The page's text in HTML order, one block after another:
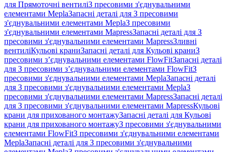
для Прямоточні вентиліЗ пресовими з'єднувальними
елементами MeplaЗапасні деталі для З пресовими
з'єднувальними елементами MeplaЗ пресовими
з'єднувальними елементами MapressЗапасні деталі для З
пресовими з'єднувальними елементами MapressЗливні
вентиліКульові краниЗапасні деталі для Кульові краниЗ
пресовими з’єднувальними елементами FlowFitЗапасні деталі
для З пресовими з’єднувальними елементами FlowFitЗ
пресовими з'єднувальними елементами MeplaЗапасні деталі
для З пресовими з'єднувальними елементами MeplaЗ
пресовими з'єднувальними елементами MapressЗапасні деталі
для З пресовими з'єднувальними елементами MapressКульові
крани для прихованого монтажуЗапасні деталі для Кульові
крани для прихованого монтажуЗ пресовими з'єднувальними
елементами FlowFitЗ пресовими з'єднувальними елементами
MeplaЗапасні деталі для З пресовими з'єднувальними